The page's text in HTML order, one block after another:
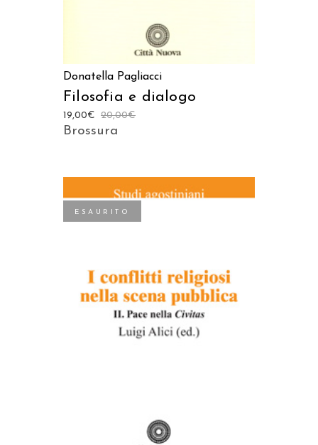
Donatella Pagliacci
Filosofia e dialogo
20,00€
19,00€
Brossura
ESAURITO
LEGGI TUTTO